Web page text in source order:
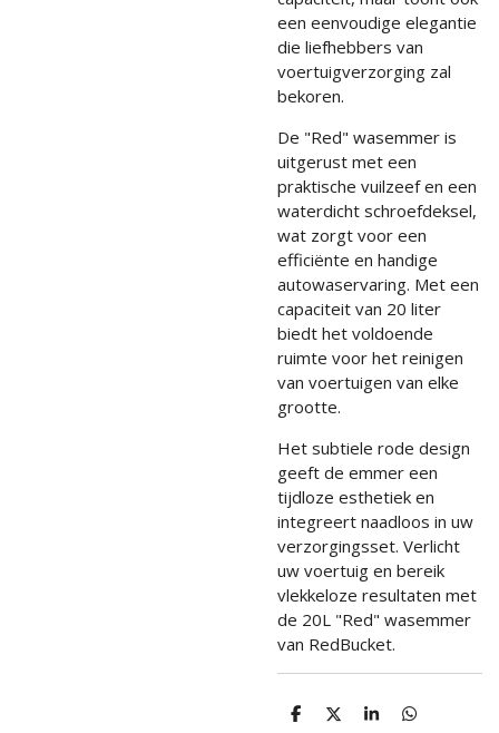
een eenvoudige elegantie
die liefhebbers van
voertuigverzorging zal
bekoren.
De "Red" wasemmer is
uitgerust met een
praktische vuilzeef en een
waterdicht schroefdeksel,
wat zorgt voor een
efficiënte en handige
autowaservaring. Met een
capaciteit van 20 liter
biedt het voldoende
ruimte voor het reinigen
van voertuigen van elke
grootte.
Het subtiele rode design
geeft de emmer een
tijdloze esthetiek en
integreert naadloos in uw
verzorgingsset. Verlicht
uw voertuig en bereik
vlekkeloze resultaten met
de 20L "Red" wasemmer
van RedBucket.
D
D
S
D